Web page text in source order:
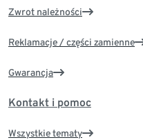
Zwrot należności
Reklamacje / części zamienne
Gwarancja
Kontakt i pomoc
Wszystkie tematy